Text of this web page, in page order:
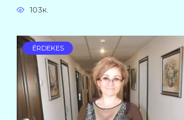
103к.
ÉRDEKES